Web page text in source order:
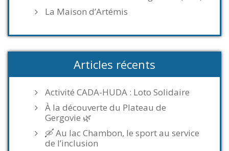
La Maison d’Artémis
Articles récents
Activité CADA-HUDA : Loto Solidaire
À la découverte du Plateau de
Gergovie 🌿
🛶 Au lac Chambon, le sport au service
de l’inclusion